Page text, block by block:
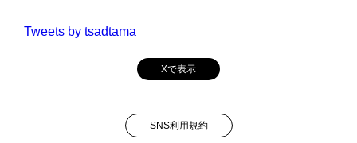
Tweets by tsadtama
Xで表示
SNS利用規約